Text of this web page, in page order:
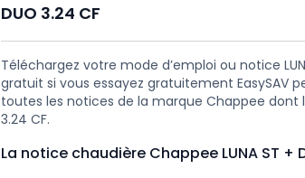
DUO 3.24 CF
Téléchargez votre mode d’emploi ou notice
gratuit si vous essayez gratuitement EasySAV
toutes les notices de la marque Chappee dont
3.24 CF.
La notice chaudière Chappee LUNA ST +